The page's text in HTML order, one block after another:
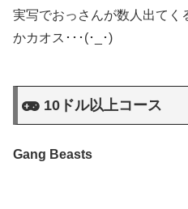
実写でおっさんが数人出てく
かカオス･･･(･_･)
10ドル以上コース
Gang Beasts